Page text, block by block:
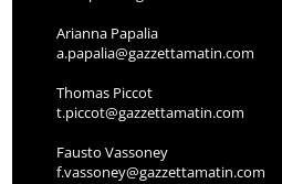
Arianna Papalia
a.papalia@gazzettamatin.com
Thomas Piccot
t.piccot@gazzettamatin.com
Fausto Vassoney
f.vassoney@gazzettamatin.com